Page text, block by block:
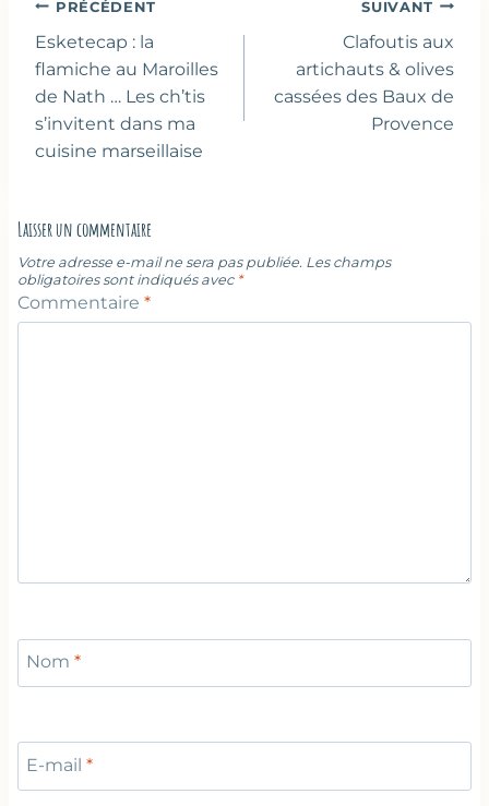
Navigation
de
l’article
PRÉCÉDENT
Esketecap : la
flamiche au Maroilles
de Nath … Les ch’tis
s’invitent dans ma
cuisine marseillaise
SUIVANT
Clafoutis aux
artichauts & olives
cassées des Baux de
Provence
Laisser un commentaire
Votre adresse e-mail ne sera pas publiée. Les champs
obligatoires sont indiqués avec *
Commentaire *
Nom *
E-mail *